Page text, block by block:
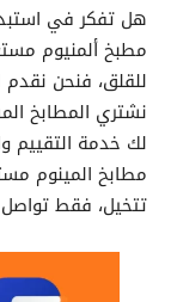
هل تفكر في
مطبخ ألمنيوم
للقلق، فنحن
نشتري المطابخ
لك خدمة التقييم
مطابخ المينوم
تتخيل، فقط تواصل